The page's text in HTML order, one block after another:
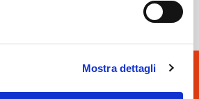
Mostra dettagli